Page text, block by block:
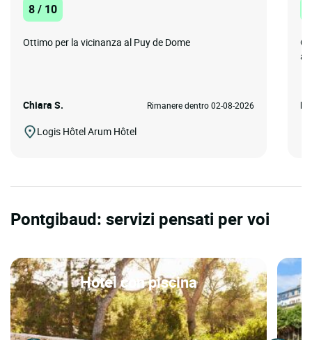
8 / 10
Ottimo per la vicinanza al Puy de Dome
Chiara S. Rimanere dentro 02-08-2026
Logis Hôtel Arum Hôtel
Pontgibaud: servizi pensati per voi
Hotel con piscina